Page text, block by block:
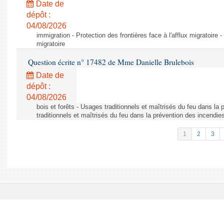
Date de
dépôt :
04/08/2026
immigration - Protection des frontières face à l'afflux migratoire
migratoire
Question écrite n° 17482 de Mme Danielle Brulebois
Date de
dépôt :
04/08/2026
bois et forêts - Usages traditionnels et maîtrisés du feu dans la
traditionnels et maîtrisés du feu dans la prévention des
1 2 3